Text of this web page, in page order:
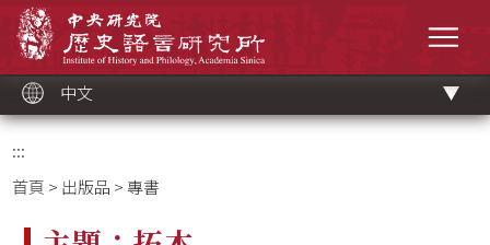
中文
:::
首頁 > 出版品 > 專書